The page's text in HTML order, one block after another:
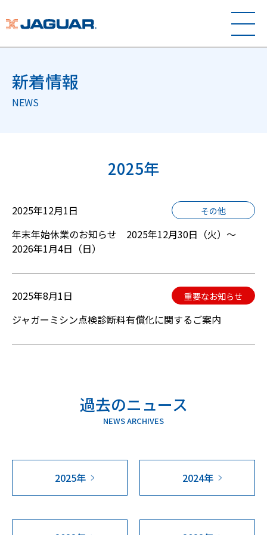
新着情報
NEWS
2025年
2025年12月1日 その他
年末年始休業のお知らせ 2025年12月30日（火）～
2026年1月4日（日）
2025年8月1日 重要なお知らせ
ジャガーミシン点検診断料有償化に関するご案内
過去のニュース
NEWS ARCHIVES
2025年 2024年